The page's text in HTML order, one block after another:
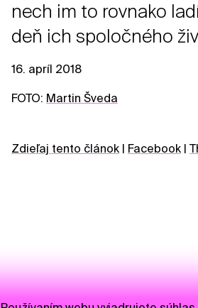
nech im to rovnako
deň ich spoločného
16. apríl 2018
FOTO: Martin Šveda
Zdieľaj tento článok Facebook